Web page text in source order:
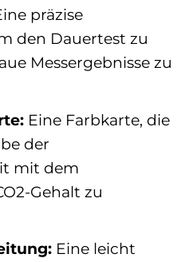
präzise
den Dauertest zu
Messergebnisse zu
Eine Farbkarte, die
der
mit dem
Gehalt zu
Eine leicht